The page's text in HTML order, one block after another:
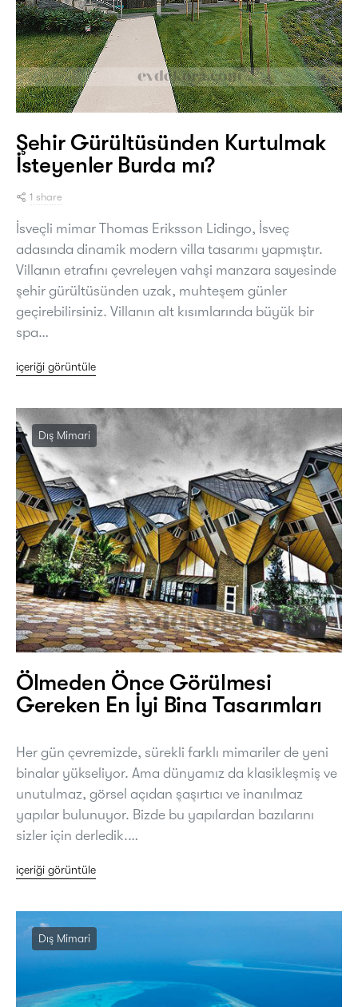
Şehir Gürültüsünden Kurtulmak
İsteyenler Burda mı?
1 share
İsveçli mimar Thomas Eriksson Lidingo, İsveç
adasında dinamik modern villa tasarımı yapmıştır.
Villanın etrafını çevreleyen vahşi manzara sayesinde
şehir gürültüsünden uzak, muhteşem günler
geçirebilirsiniz. Villanın alt kısımlarında büyük bir
spa…
içeriği görüntüle
Dış Mimari
Ölmeden Önce Görülmesi
Gereken En İyi Bina Tasarımları
Her gün çevremizde, sürekli farklı mimariler de yeni
binalar yükseliyor. Ama dünyamız da klasikleşmiş ve
unutulmaz, görsel açıdan şaşırtıcı ve inanılmaz
yapılar bulunuyor. Bizde bu yapılardan bazılarını
sizler için derledik.…
içeriği görüntüle
Dış Mimari